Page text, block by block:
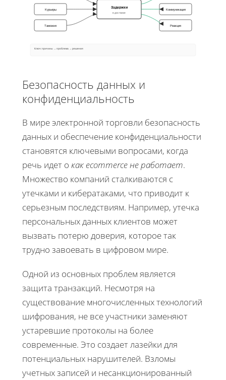
Курьеры
Таможня
Задержки
в доставке
Коммуникация
Реакция
Ключ: причины → проблема → решения
Безопасность данных и
конфиденциальность
В мире электронной торговли безопасность
данных и обеспечение конфиденциальности
становятся ключевыми вопросами, когда
речь идет о как ecommerce не работает.
Множество компаний сталкиваются с
утечками и кибератаками, что приводит к
серьезным последствиям. Например, утечка
персональных данных клиентов может
вызвать потерю доверия, которое так
трудно завоевать в цифровом мире.
Одной из основных проблем является
защита транзакций. Несмотря на
существование многочисленных технологий
шифрования, не все участники заменяют
устаревшие протоколы на более
современные. Это создает лазейки для
потенциальных нарушителей. Взломы
учетных записей и несанкционированный